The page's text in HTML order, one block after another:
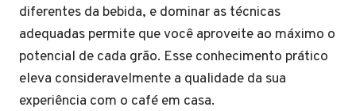
diferentes da bebida, e dominar as técnicas
adequadas permite que você aproveite ao máximo o
potencial de cada grão. Esse conhecimento prático
eleva consideravelmente a qualidade da sua
experiência com o café em casa.